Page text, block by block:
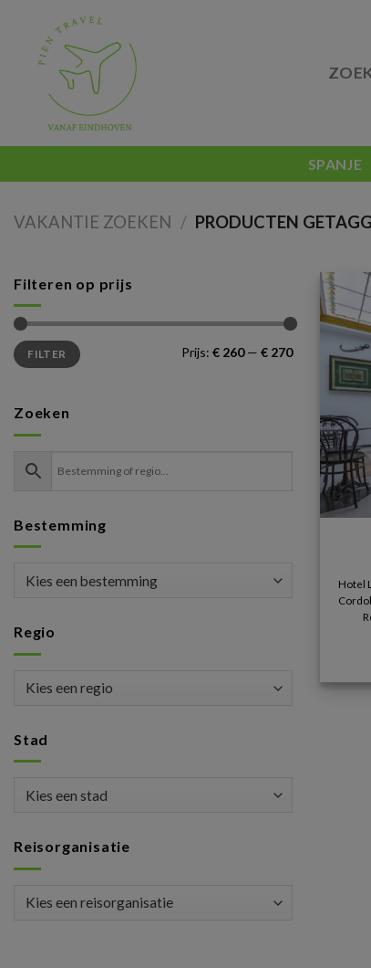
content
SPANJE
VAKANTIE ZOEKEN / PRODUCTEN
Filteren op prijs
Min.
prijs
Max.
prijsFILTER Prijs: € 260— € 270
Zoeken
Bestemming
Regio
Stad
Reisorganisatie
Hotel